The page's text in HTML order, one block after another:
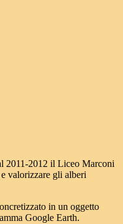
2011-2012 il Liceo Marconi
valorizzare gli alberi
in un oggetto
Google Earth.